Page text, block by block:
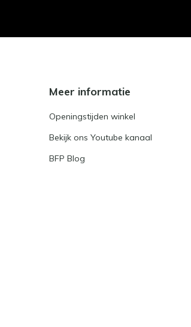
Meer informatie
Openingstijden winkel
Bekijk ons Youtube kanaal
BFP Blog